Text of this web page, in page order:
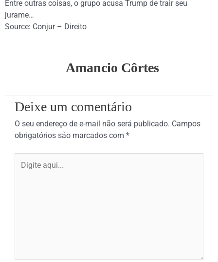
Entre outras coisas, o grupo acusa Trump de trair seu
jurame…
Source: Conjur – Direito
Amancio Côrtes
Deixe um comentário
O seu endereço de e-mail não será publicado. Campos
obrigatórios são marcados com *
aqui...